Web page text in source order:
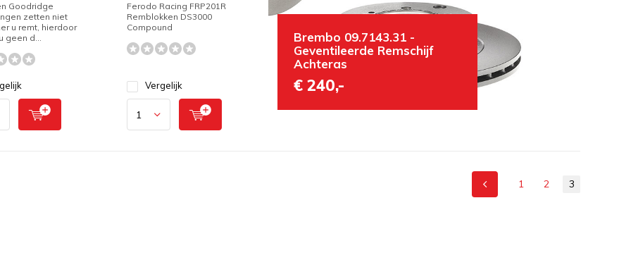
Goodridge
zetten niet
u remt, hierdoor
geen d...
Ferodo Racing FRP201R
Remblokken DS3000
Compound
Vergelijk
Brembo 09.7143.31 -
Geventileerde Remschijf
Achteras
€ 240,-
1 2 3